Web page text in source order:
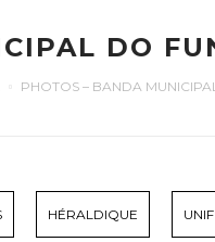
DO
PHOTOS – BANDA
HÉRALDIQUE